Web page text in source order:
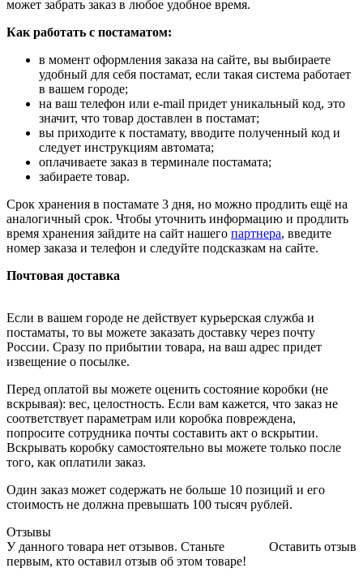
может забрать заказ в любое удобное время.
Как работать с постаматом:
в момент оформления заказа на сайте, вы выбираете
удобный для себя постамат, если такая система работает
в вашем городе;
на ваш телефон или e-mail придет уникальный код, это
значит, что товар доставлен в постамат;
вы приходите к постамату, вводите полученный код и
следует инструкциям автомата;
оплачиваете заказ в терминале постамата;
забираете товар.
Срок хранения в постамате 3 дня, но можно продлить ещё на
аналогичный срок. Чтобы уточнить информацию и продлить
время хранения зайдите на сайт нашего партнера, введите
номер заказа и телефон и следуйте подсказкам на сайте.
Почтовая доставка
Если в вашем городе не действует курьерская служба и
постаматы, то вы можете заказать доставку через почту
России. Сразу по прибытии товара, на ваш адрес придет
извещение о посылке.
Перед оплатой вы можете оценить состояние коробки (не
вскрывая): вес, целостность. Если вам кажется, что заказ не
соответствует параметрам или коробка повреждена,
попросите сотрудника почты составить акт о вскрытии.
Вскрывать коробку самостоятельно вы можете только после
того, как оплатили заказ.
Один заказ может содержать не больше 10 позиций и его
стоимость не должна превышать 100 тысяч рублей.
Отзывы
Оставить отзыв
У данного товара нет отзывов. Станьте
первым, кто оставил отзыв об этом товаре!